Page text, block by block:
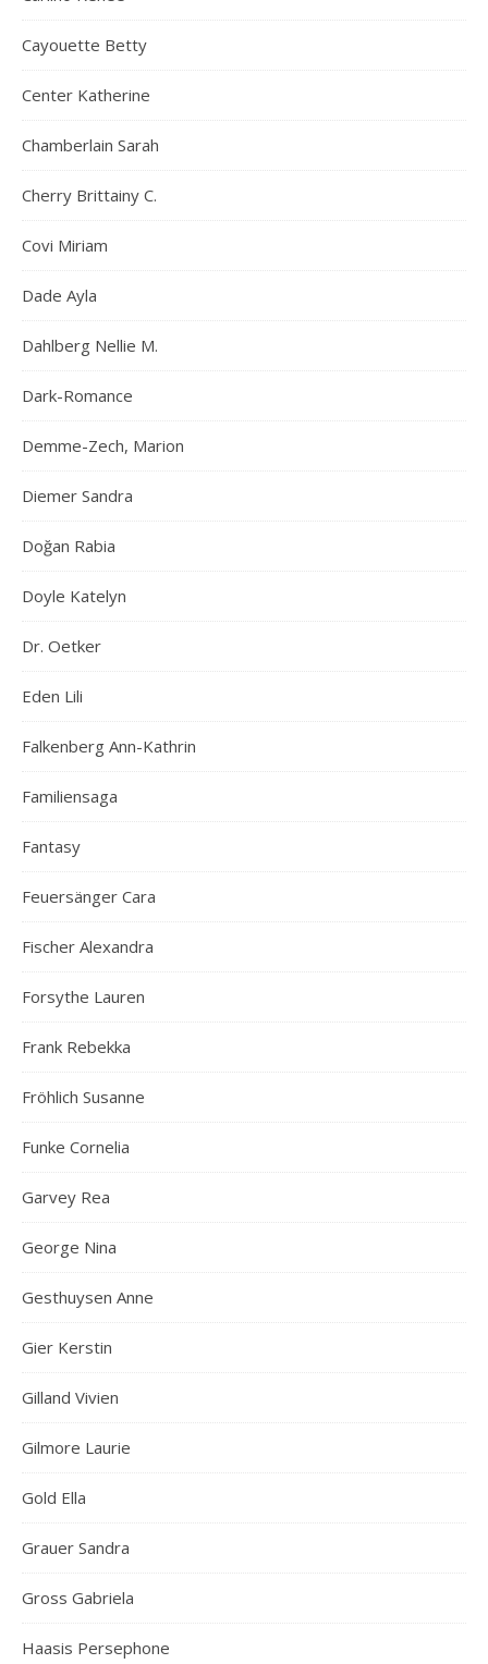
Cayouette Betty
Center Katherine
Chamberlain Sarah
Cherry Brittainy C.
Covi Miriam
Dade Ayla
Dahlberg Nellie M.
Dark-Romance
Demme-Zech, Marion
Diemer Sandra
Doğan Rabia
Doyle Katelyn
Dr. Oetker
Eden Lili
Falkenberg Ann-Kathrin
Familiensaga
Fantasy
Feuersänger Cara
Fischer Alexandra
Forsythe Lauren
Frank Rebekka
Fröhlich Susanne
Funke Cornelia
Garvey Rea
George Nina
Gesthuysen Anne
Gier Kerstin
Gilland Vivien
Gilmore Laurie
Gold Ella
Grauer Sandra
Gross Gabriela
Haasis Persephone